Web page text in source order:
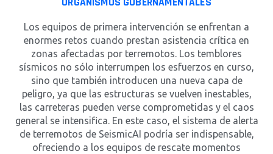
Los equipos de primera intervención se enfrentan a
enormes retos cuando prestan asistencia crítica en
zonas afectadas por terremotos. Los temblores
sísmicos no sólo interrumpen los esfuerzos en curso,
sino que también introducen una nueva capa de
peligro, ya que las estructuras se vuelven inestables,
las carreteras pueden verse comprometidas y el caos
general se intensifica. En este caso, el sistema de alerta
de terremotos de SeismicAI podría ser indispensable,
ofreciendo a los equipos de rescate momentos